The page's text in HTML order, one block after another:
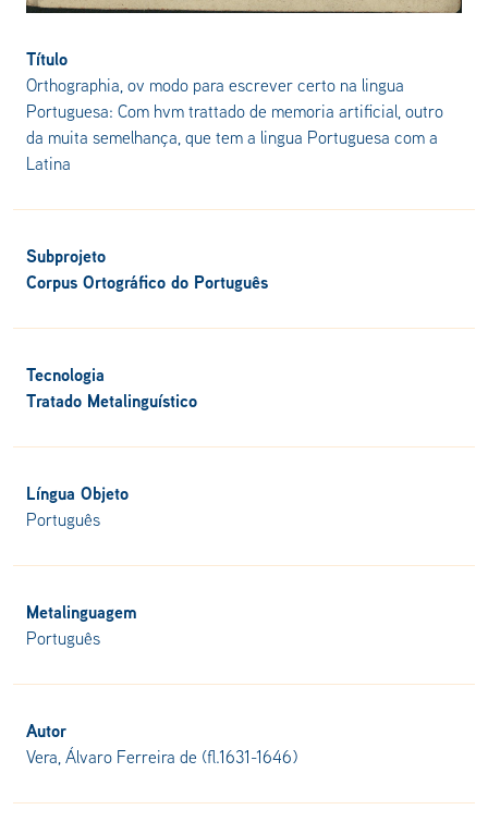
Título
Orthographia, ov modo para escrever certo na lingua
Portuguesa: Com hvm trattado de memoria artificial, outro
da muita semelhança, que tem a lingua Portuguesa com a
Latina
Subprojeto
Corpus Ortográfico do Português
Tecnologia
Tratado Metalinguístico
Língua Objeto
Português
Metalinguagem
Português
Autor
Vera, Álvaro Ferreira de (fl.1631-1646)